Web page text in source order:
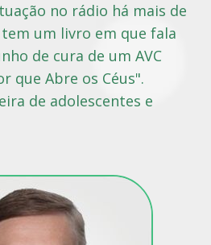
no rádio há mais de
um livro em que fala
de cura de um AVC
que Abre os Céus".
de adolescentes e